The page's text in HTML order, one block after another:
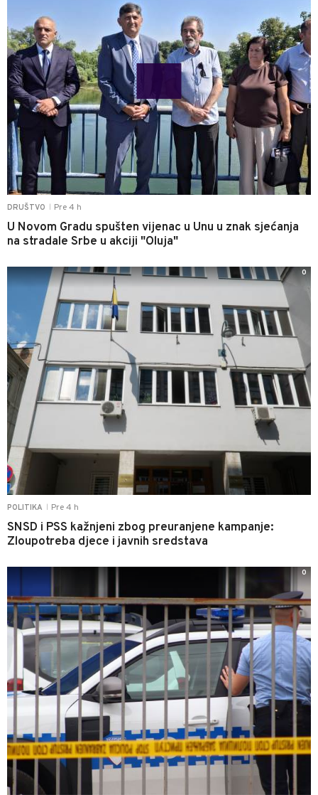
DRUŠTVO Pre 4 h
U Novom Gradu spušten vijenac u Unu u znak sjećanja
na stradale Srbe u akciji "Oluja"
POLITIKA Pre 4 h
SNSD i PSS kažnjeni zbog preuranjene kampanje:
Zloupotreba djece i javnih sredstava
0
0